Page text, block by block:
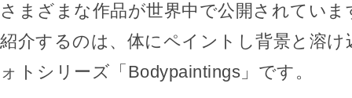
さまざまな作品が世界中で公開されてい
紹介するのは、体にペイントし背景と溶
ォトシリーズ「Bodypaintings」です。